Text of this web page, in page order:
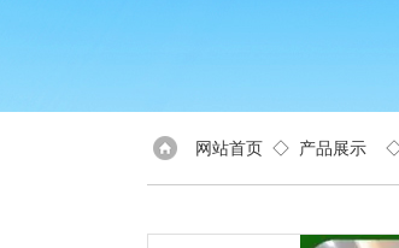
网站首页 ◇ 产品展示